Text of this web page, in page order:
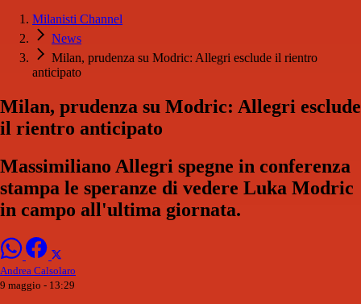
Milanisti Channel
News
Milan, prudenza su Modric: Allegri esclude il rientro
anticipato
Milan, prudenza su Modric: Allegri esclude
il rientro anticipato
Massimiliano Allegri spegne in conferenza
stampa le speranze di vedere Luka Modric
in campo all'ultima giornata.
Andrea Calsolaro
9 maggio - 13:29